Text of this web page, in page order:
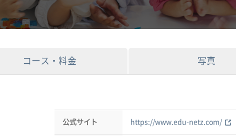
コース・料金 写真
公式サイト https://www.edu-netz.com/